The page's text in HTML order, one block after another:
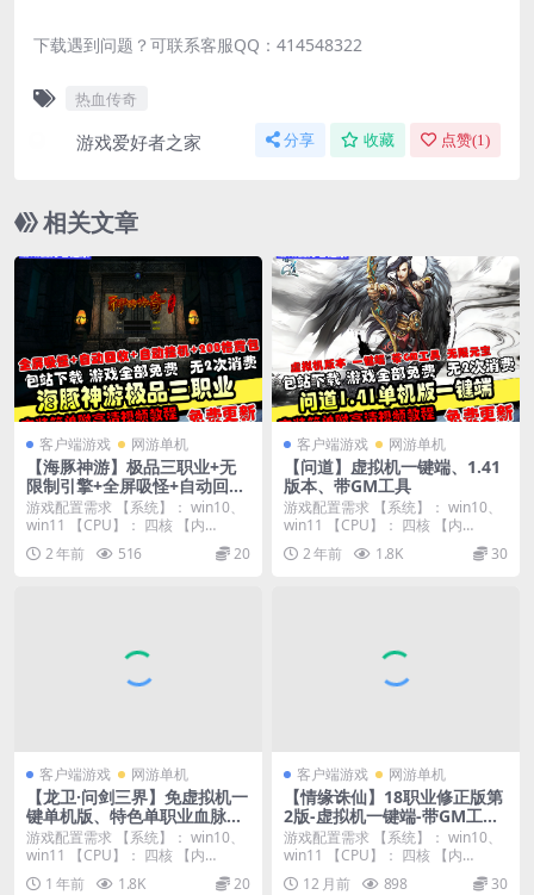
下载遇到问题？可联系客服QQ：414548322
热血传奇
游戏爱好者之家 分享 收藏 点赞(1)
相关文章
客户端游戏 网游单机
【海豚神游】极品三职业+无
限制引擎+全屏吸怪+自动回收
+自动挂机+200格背包
游戏配置需求 【系统】： win10、
win11 【CPU】： 四核 【内
存】：...
2 年前 516 20
客户端游戏 网游单机
【问道】虚拟机一键端、1.41
版本、带GM工具
游戏配置需求 【系统】： win10、
win11 【CPU】： 四核 【内
存】：...
2 年前 1.8K 30
客户端游戏 网游单机
【龙卫·问剑三界】免虚拟机一
键单机版、特色单职业血脉觉
醒、剑魔、剑帝、剑宗、神装
潜能
游戏配置需求 【系统】： win10、
win11 【CPU】： 四核 【内
存】：...
1 年前 1.8K 20
客户端游戏 网游单机
【情缘诛仙】18职业修正版第
2版-虚拟机一键端-带GM工具-
一键启动工具
游戏配置需求 【系统】： win10、
win11 【CPU】： 四核 【内
存】：...
12 月前 898 30